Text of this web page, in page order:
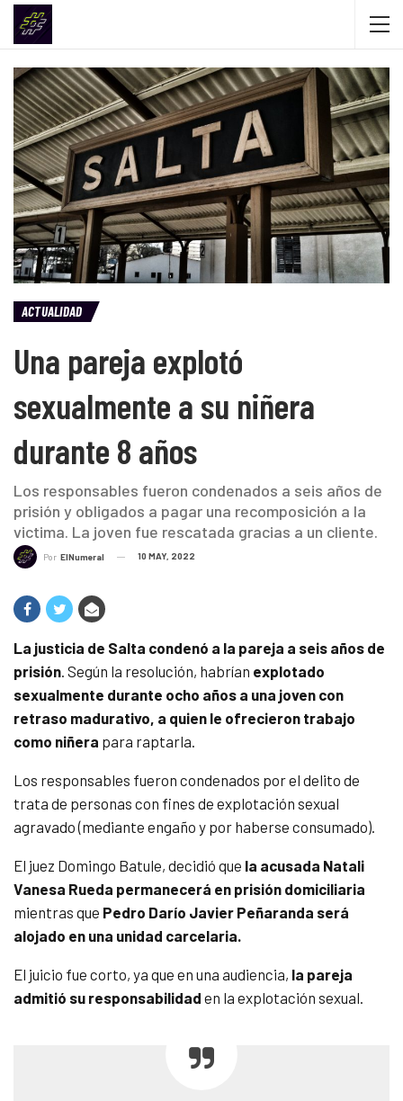
ACTUALIDAD
Una pareja explotó
sexualmente a su niñera
durante 8 años
Los responsables fueron condenados a seis años de
prisión y obligados a pagar una recomposición a la
victima. La joven fue rescatada gracias a un cliente.
Por ElNumeral 10 MAY, 2022
La justicia de Salta condenó a la pareja a seis años de
prisión. Según la resolución, habrían explotado
sexualmente durante ocho años a una joven con
retraso madurativo, a quien le ofrecieron trabajo
como niñera para raptarla.
Los responsables fueron condenados por el delito de
trata de personas con fines de explotación sexual
agravado (mediante engaño y por haberse consumado).
El juez Domingo Batule, decidió que la acusada Natali
Vanesa Rueda permanecerá en prisión domiciliaria
mientras que Pedro Darío Javier Peñaranda será
alojado en una unidad carcelaria.
El juicio fue corto, ya que en una audiencia, la pareja
admitió su responsabilidad en la explotación sexual.